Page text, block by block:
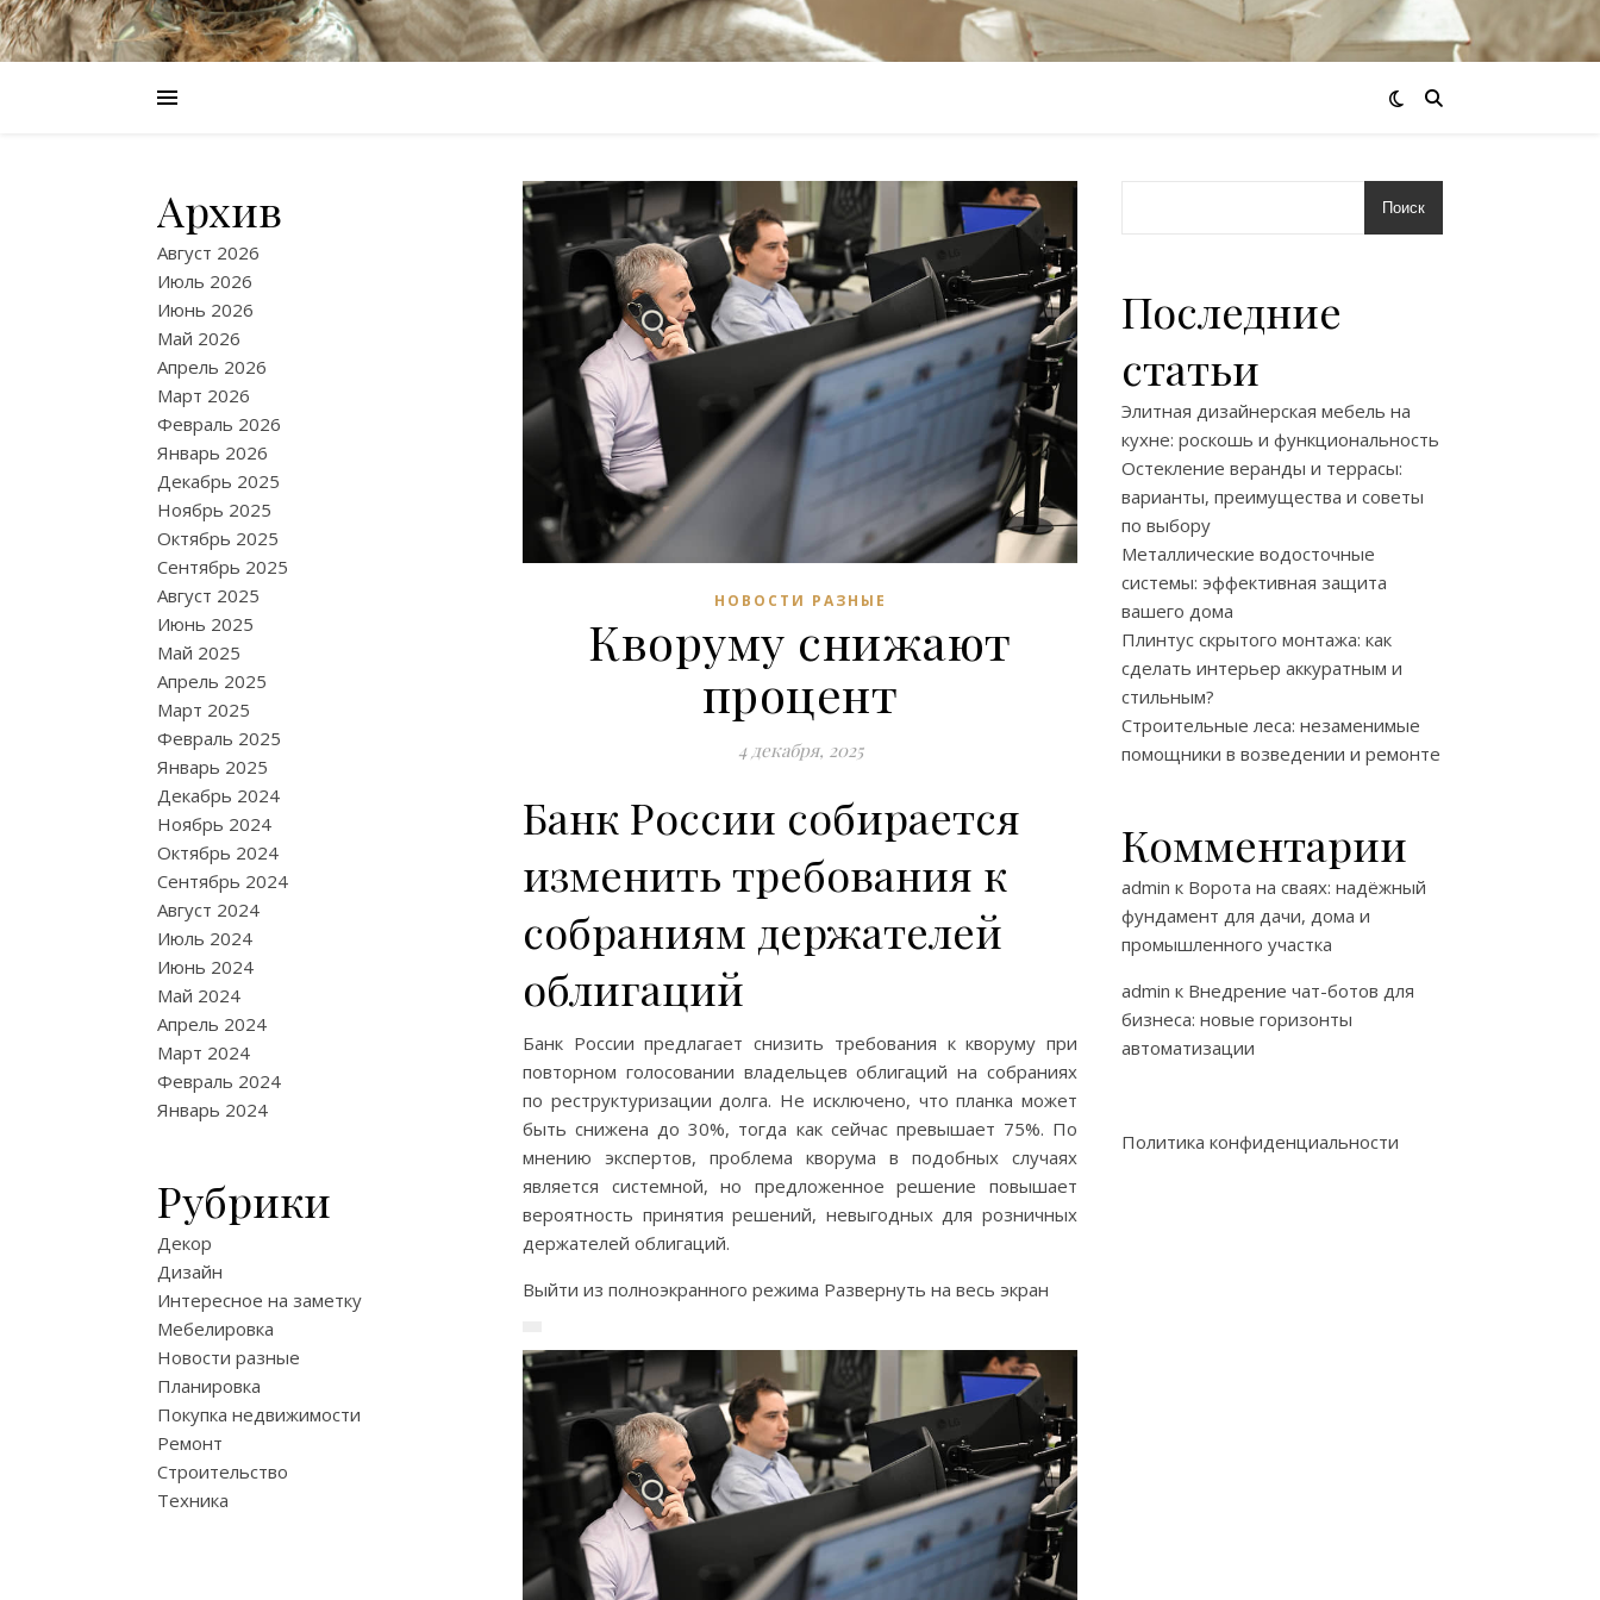
Архив
Август 2026
Июль 2026
Июнь 2026
Май 2026
Апрель 2026
Март 2026
Февраль 2026
Январь 2026
Декабрь 2025
Ноябрь 2025
Октябрь 2025
Сентябрь 2025
Август 2025
Июнь 2025
Май 2025
Апрель 2025
Март 2025
Февраль 2025
Январь 2025
Декабрь 2024
Ноябрь 2024
Октябрь 2024
Сентябрь 2024
Август 2024
Июль 2024
Июнь 2024
Май 2024
Апрель 2024
Март 2024
Февраль 2024
Январь 2024
Рубрики
Декор
Дизайн
Интересное на заметку
Мебелировка
Новости разные
Планировка
Покупка недвижимости
Ремонт
Строительство
Техника
НОВОСТИ РАЗНЫЕ
Кворуму снижают
процент
4 декабря, 2025
Банк России собирается
изменить требования к
собраниям держателей
облигаций
Банк России предлагает снизить требования к кворуму при
повторном голосовании владельцев облигаций на собраниях
по реструктуризации долга. Не исключено, что планка может
быть снижена до 30%, тогда как сейчас превышает 75%. По
мнению экспертов, проблема кворума в подобных случаях
является системной, но предложенное решение повышает
вероятность принятия решений, невыгодных для розничных
держателей облигаций.
Выйти из полноэкранного режима Развернуть на весь экран
Поиск
Последние
статьи
Элитная дизайнерская мебель на
кухне: роскошь и функциональность
Остекление веранды и террасы:
варианты, преимущества и советы
по выбору
Металлические водосточные
системы: эффективная защита
вашего дома
Плинтус скрытого монтажа: как
сделать интерьер аккуратным и
стильным?
Строительные леса: незаменимые
помощники в возведении и ремонте
Комментарии
admin к Ворота на сваях: надёжный
фундамент для дачи, дома и
промышленного участка
admin к Внедрение чат-ботов для
бизнеса: новые горизонты
автоматизации
Политика конфиденциальности